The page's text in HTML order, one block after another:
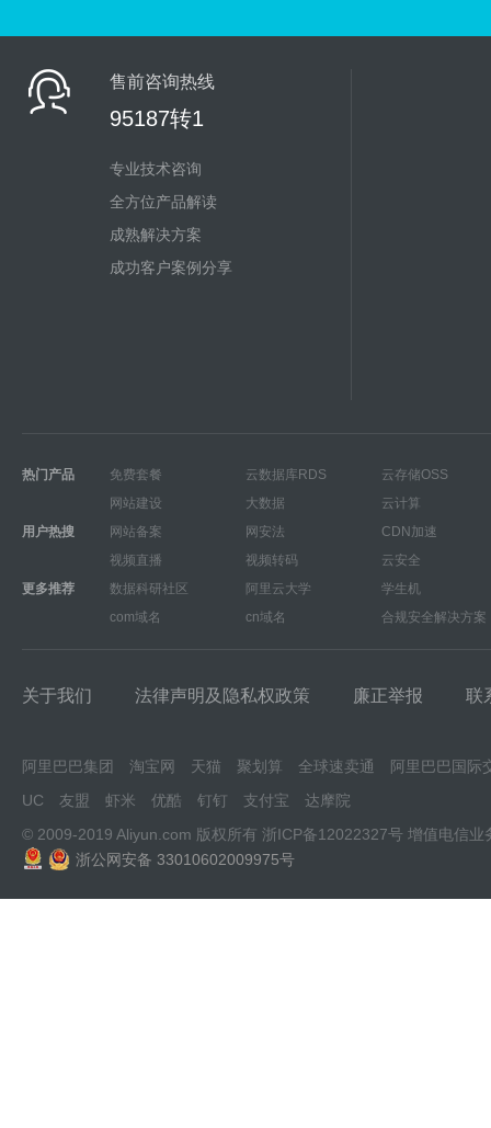
售前咨询热线
95187转1
专业技术咨询
全方位产品解读
成熟解决方案
成功客户案例分享
热门产品 免费套餐 云数据库RDS
云存储OSS
网站建设
大数据
云计算
用户热搜
网站备案 网安法
CDN加速
视频直播
视频转码
云安全
更多推荐
数据科研社区 阿里云大学
学生机
com域名
cn域名 合规安全解决方案
关于我们 法律声明及隐私权政策 廉正举报 联
阿里巴巴集团 淘宝网 天猫 聚划算 全球速卖通
阿里巴巴国际
UC
友盟 虾米 优酷 钉钉 支付宝
达摩院
© 2009-2019 Aliyun.com 版权所有 浙ICP备12022327号 增值电信业
浙公网安备 33010602009975号